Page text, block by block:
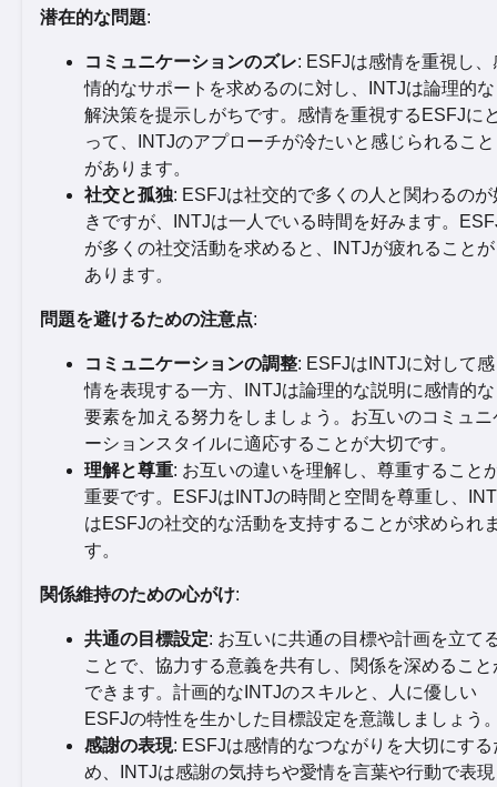
潜在的な問題:
コミュニケーションのズレ: ESFJは感情を重視し、
情的なサポートを求めるのに対し、INTJは論理的な
解決策を提示しがちです。感情を重視するESFJに
って、INTJのアプローチが冷たいと感じられること
があります。
社交と孤独: ESFJは社交的で多くの人と関わるのが
きですが、INTJは一人でいる時間を好みます。
が多くの社交活動を求めると、INTJが疲れることが
あります。
問題を避けるための注意点:
コミュニケーションの調整: ESFJはINTJに対して感
情を表現する一方、INTJは論理的な説明に感情的な
要素を加える努力をしましょう。お互いのコミュニ
ーションスタイルに適応することが大切です。
理解と尊重: お互いの違いを理解し、尊重すること
重要です。ESFJはINTJの時間と空間を尊重し、
はESFJの社交的な活動を支持することが求められ
す。
関係維持のための心がけ:
共通の目標設定: お互いに共通の目標や計画を立て
ことで、協力する意義を共有し、関係を深めること
できます。計画的なINTJのスキルと、人に優しい
ESFJの特性を生かした目標設定を意識しましょう
感謝の表現: ESFJは感情的なつながりを大切にする
め、INTJは感謝の気持ちや愛情を言葉や行動で表現